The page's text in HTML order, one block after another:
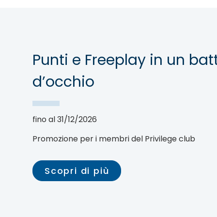
Punti e Freeplay in un
d’occhio
fino al 31/12/2026
Promozione per i membri del Privilege club
Scopri di più